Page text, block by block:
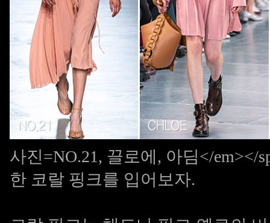
사진=NO.21, 끌로에, 아딤</em></
한 코랄 핑크를 입어보자.